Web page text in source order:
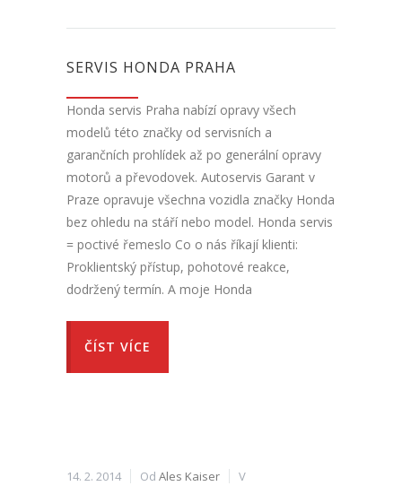
SERVIS HONDA PRAHA
Honda servis Praha nabízí opravy všech
modelů této značky od servisních a
garančních prohlídek až po generální opravy
motorů a převodovek. Autoservis Garant v
Praze opravuje všechna vozidla značky Honda
bez ohledu na stáří nebo model. Honda servis
= poctivé řemeslo Co o nás říkají klienti:
Proklientský přístup, pohotové reakce,
dodržený termín. A moje Honda
ČÍST VÍCE
14. 2. 2014 Od Ales Kaiser V